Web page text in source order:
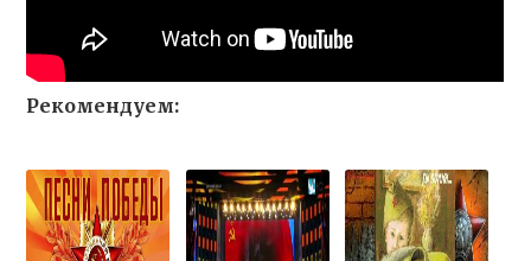
Рекомендуем: